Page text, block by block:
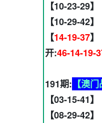
【10-23-29
【10-29-42
【14-19-37】
开:46-14-19-
191期: 【澳门
【03-15-41
【08-29-42